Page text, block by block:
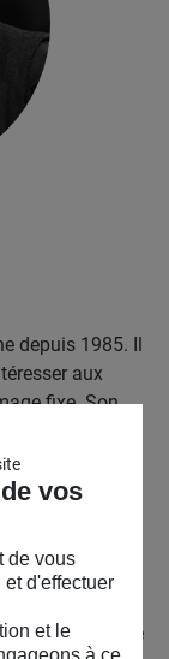
depuis 1985. Il
aux
fixe. Son
habitat, à ses
environnement
propre
(Bugs,
A l’instar
techniques de
vos
de vous
d'effectuer
et le
à ce